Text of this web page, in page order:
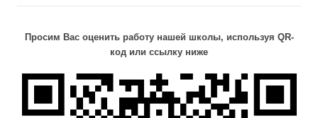
Просим Вас оценить работу нашей школы, используя QR-
код или ссылку ниже